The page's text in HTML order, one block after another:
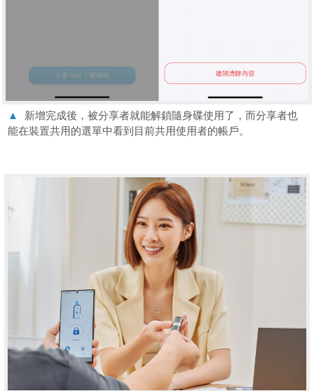
▲
新增完成後，被分享者就能解鎖隨身碟使用了，而分享者也
能在裝置共用的選單中看到目前共用使用者的帳戶。